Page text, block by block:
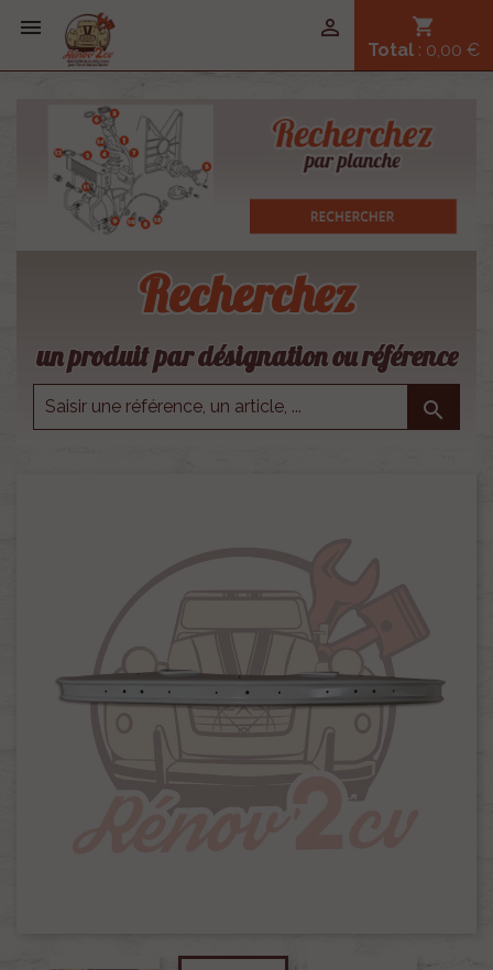
 shopping_cart
Total : 0,00 €

Recherchez
un produit par désignation ou référence
